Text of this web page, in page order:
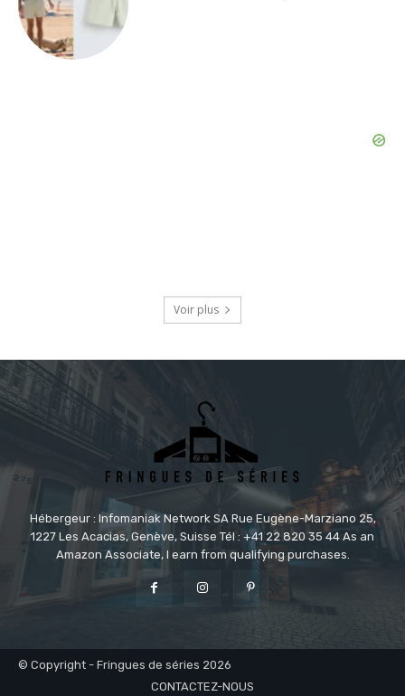
Voir plus
Hébergeur : Infomaniak Network SA Rue Eugène-Marziano 25,
1227 Les Acacias, Genève, Suisse Tél : +41 22 820 35 44 As an
Amazon Associate, I earn from qualifying purchases.
© Copyright - Fringues de séries 2026
CONTACTEZ-NOUS